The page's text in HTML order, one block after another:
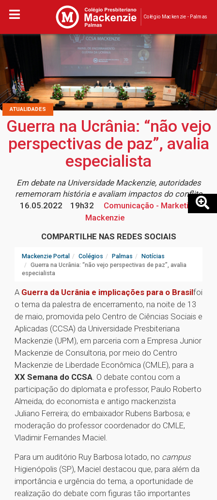
Colégio Mackenzie - Palmas
ATUALIDADES
Guerra na Ucrânia: “não vejo
perspectivas de paz”, avalia
especialista
Em debate na Universidade Mackenzie, autoridades
rememoram história e avaliam impactos do conflito
16.05.2022
19h32
Comunicação - Marketing
Mackenzie
COMPARTILHE NAS REDES SOCIAIS
Mackenzie Portal Colégios Palmas
Notícias
Guerra na Ucrânia: “não vejo perspectivas de paz”, avalia
especialista
A Guerra da Ucrânia e implicações para o Brasilfoi
o tema da palestra de encerramento, na noite de 13
de maio, promovida pelo Centro de Ciências Sociais e
Aplicadas (CCSA) da Universidade Presbiteriana
Mackenzie (UPM), em parceria com a Empresa Junior
Mackenzie de Consultoria, por meio do Centro
Mackenzie de Liberdade Econômica (CMLE), para a
XX Semana do CCSA. O debate contou com a
participação do diplomata e professor, Paulo Roberto
Almeida; do economista e antigo mackenzista
Juliano Ferreira; do embaixador Rubens Barbosa; e
moderação do professor coordenador do CMLE,
Vladimir Fernandes Maciel.
Para um auditório Ruy Barbosa lotado, no campus
Higienópolis (SP), Maciel destacou que, para além da
importância e urgência do tema, a oportunidade de
realização do debate com figuras tão importantes